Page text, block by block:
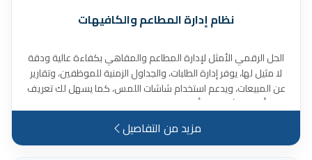
نظام إدارة المطاعم والكافيهات
الحل الرقمي الأمثل لإدارة المطاعم والمقاهي بكفاءة عالية ودقة
لا مثيل لها، يوفر إدارة الطلبات، والجداول الزمنية للموظفين، وتقارير
عن المبيعات، ويدعم استخدام شاشات اللمس، كما يسهل لك تعريف
أصناف الأطعمة بأنواعها ومجموعتها وقوائمها واسعارها
وملاحظاتها، فضلًا عن انشاء العروض وحجز طلبات للأصناف التي يطلبها
العميل بكمياتها وتاريخها ووقت التسليم ومكانها، وغير ذلك الكثير من
المميزات.
مزيد من التفاصيل